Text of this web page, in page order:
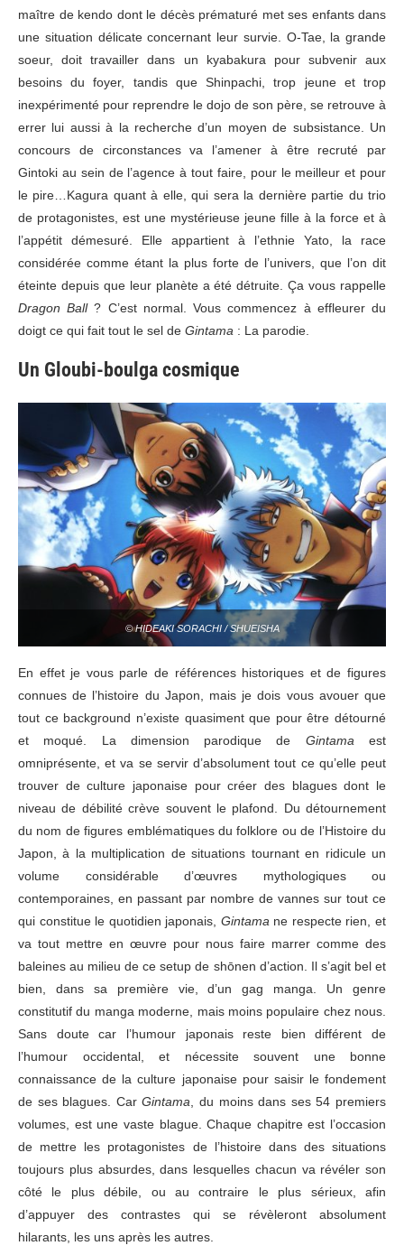
maître de kendo dont le décès prématuré met ses enfants dans
une situation délicate concernant leur survie. O-Tae, la grande
soeur, doit travailler dans un kyabakura pour subvenir aux
besoins du foyer, tandis que Shinpachi, trop jeune et trop
inexpérimenté pour reprendre le dojo de son père, se retrouve à
errer lui aussi à la recherche d’un moyen de subsistance. Un
concours de circonstances va l’amener à être recruté par
Gintoki au sein de l’agence à tout faire, pour le meilleur et pour
le pire…Kagura quant à elle, qui sera la dernière partie du trio
de protagonistes, est une mystérieuse jeune fille à la force et à
l’appétit démesuré. Elle appartient à l’ethnie Yato, la race
considérée comme étant la plus forte de l’univers, que l’on dit
éteinte depuis que leur planète a été détruite. Ça vous rappelle
Dragon Ball? C’est normal. Vous commencez à effleurer du
doigt ce qui fait tout le sel de Gintama : La parodie.
Un Gloubi-boulga cosmique
© HIDEAKI SORACHI / SHUEISHA
En effet je vous parle de références historiques et de figures
connues de l’histoire du Japon, mais je dois vous avouer que
tout ce background n’existe quasiment que pour être détourné
et moqué. La dimension parodique de Gintamaest
omniprésente, et va se servir d’absolument tout ce qu’elle peut
trouver de culture japonaise pour créer des blagues dont le
niveau de débilité crève souvent le plafond. Du détournement
du nom de figures emblématiques du folklore ou de l’Histoire du
Japon, à la multiplication de situations tournant en ridicule un
volume considérable d’œuvres mythologiques ou
contemporaines, en passant par nombre de vannes sur tout ce
qui constitue le quotidien japonais, Gintamane respecte rien, et
va tout mettre en œuvre pour nous faire marrer comme des
baleines au milieu de ce setup de shōnen d’action. Il s’agit bel et
bien, dans sa première vie, d’un gag manga. Un genre
constitutif du manga moderne, mais moins populaire chez nous.
Sans doute car l’humour japonais reste bien différent de
l’humour occidental, et nécessite souvent une bonne
connaissance de la culture japonaise pour saisir le fondement
de ses blagues. CarGintama, du moins dans ses 54 premiers
volumes, est une vaste blague. Chaque chapitre est l’occasion
de mettre les protagonistes de l’histoire dans des situations
toujours plus absurdes, dans lesquelles chacun va révéler son
côté le plus débile, ou au contraire le plus sérieux, afin
d’appuyer des contrastes qui se révèleront absolument
hilarants, les uns après les autres.